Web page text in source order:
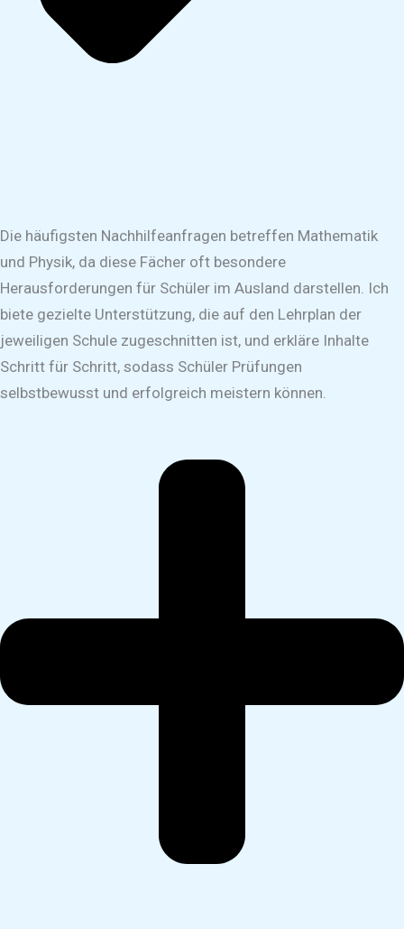
Die häufigsten Nachhilfeanfragen betreffen Mathematik
und Physik, da diese Fächer oft besondere
Herausforderungen für Schüler im Ausland darstellen. Ich
biete gezielte Unterstützung, die auf den Lehrplan der
jeweiligen Schule zugeschnitten ist, und erkläre Inhalte
Schritt für Schritt, sodass Schüler Prüfungen
selbstbewusst und erfolgreich meistern können.